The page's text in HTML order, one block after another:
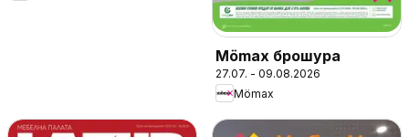
Mömax брошура
27.07. - 09.08.2026
Mömax